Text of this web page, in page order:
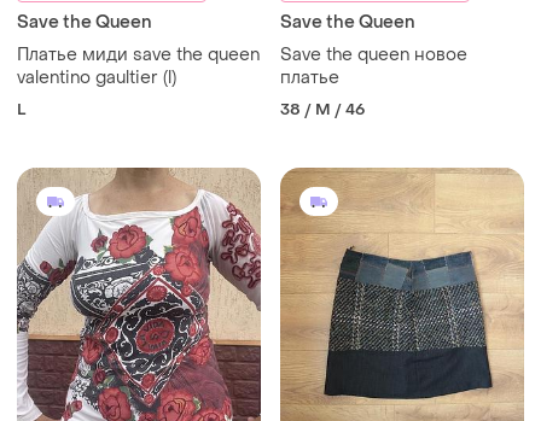
Save the Queen
Платье миди save the queen
valentino gaultier (l)
L
Save the Queen
Save the queen новое
платье
38 / M / 46